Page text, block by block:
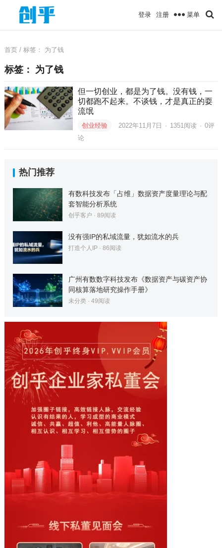
登录 注册 菜单
首页/ 标签： 为了钱
标签： 为了钱
但一切创业，都是为了钱。没有钱，一
切都跑不起来。不谈钱，才是真正的耍
流氓
创业经验 2022年11月7日 · 1351 阅读 · 0评
论
热门推荐
有数科技发布「占维」数据资产度量理论与配
套智能分析系统
创乎客户 · 89阅读
没有强IP的私域流量，犹如流水的兵
打造个人IP· 86阅读
广州有数数字科技发布《数据资产与碳资产协
同核算落地研究操作手册》
未分类· 49阅读